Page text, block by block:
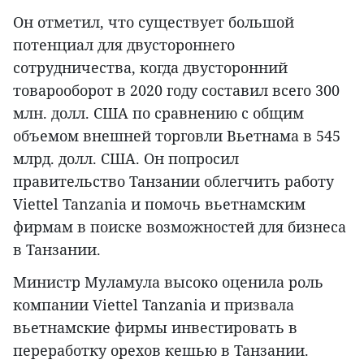
Он отметил, что существует большой
потенциал для двустороннего
сотрудничества, когда двусторонний
товарооборот в 2020 году составил всего 300
млн. долл. США по сравнению с общим
объемом внешней торговли Вьетнама в 545
млрд. долл. США. Он попросил
правительство Танзании облегчить работу
Viettel Tanzania и помочь вьетнамским
фирмам в поиске возможностей для бизнеса
в Танзании.
Министр Муламула высоко оценила роль
компании Viettel Tanzania и призвала
вьетнамские фирмы инвестировать в
переработку орехов кешью в Танзании.